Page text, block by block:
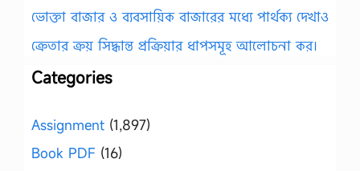
ভোক্তা বাজার ও ব্যবসায়িক বাজারের মধ্যে পার্থক্য দেখাও
ক্রেতার ক্রয় সিদ্ধান্ত প্রক্রিয়ার ধাপসমূহ আলোচনা কর।
Categories
Assignment (1,897)
Book PDF (16)